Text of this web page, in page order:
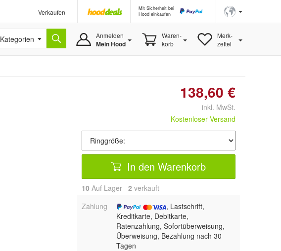
Verkaufen
Mit Sicherheit bei
Hood einkaufen
Anmelden
Mein Hood
Waren-
korb
Merk-
zettel
138,60 €
inkl. MwSt.
Kostenloser Versand
In den Warenkorb
10 Auf Lager 2 verkauft
Zahlung
, Lastschrift,
Kreditkarte, Debitkarte,
Ratenzahlung, Sofortüberweisung,
Überweisung, Bezahlung nach 30
Tagen